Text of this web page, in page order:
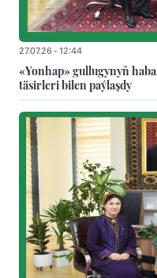
27.07.26 - 12:44
«Yonhap» gullugynyň
täsirleri bilen paýlaşdy